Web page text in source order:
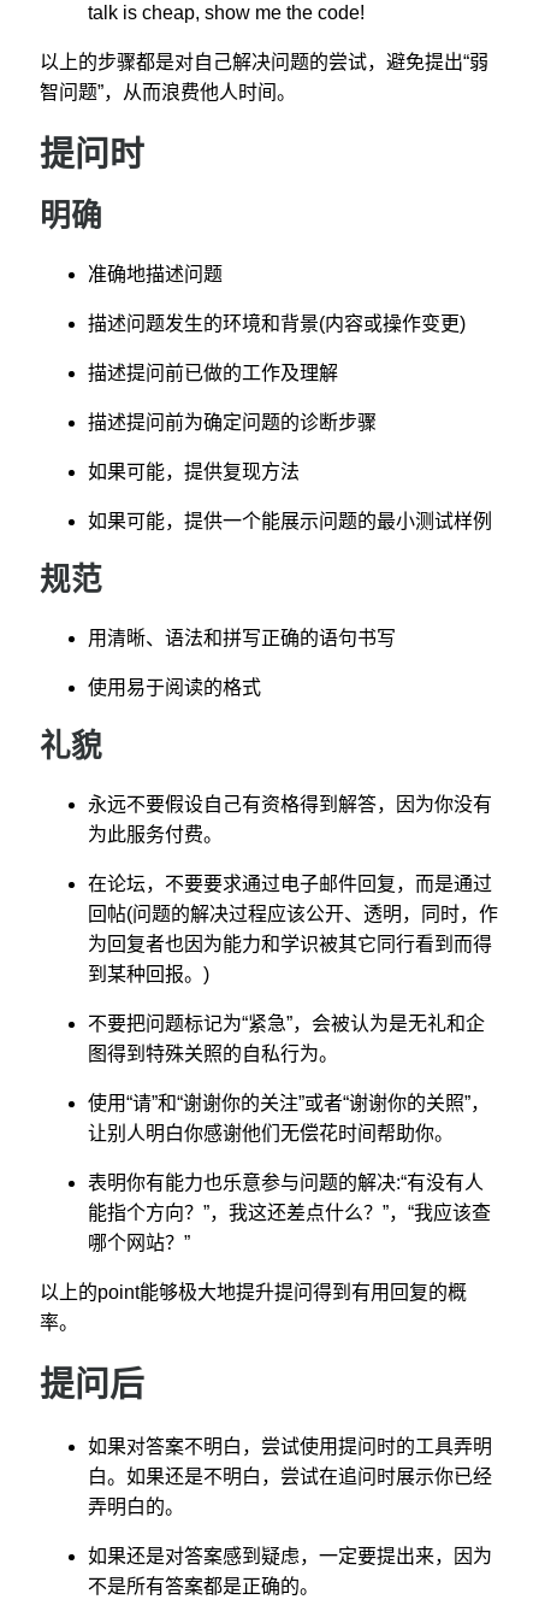
talk is cheap, show me the code!
以上的步骤都是对自己解决问题的尝试，避免提出“弱
智问题”，从而浪费他人时间。
提问时
明确
准确地描述问题
描述问题发生的环境和背景(内容或操作变更)
描述提问前已做的工作及理解
描述提问前为确定问题的诊断步骤
如果可能，提供复现方法
如果可能，提供一个能展示问题的最小测试样例
规范
用清晰、语法和拼写正确的语句书写
使用易于阅读的格式
礼貌
永远不要假设自己有资格得到解答，因为你没有
为此服务付费。
在论坛，不要要求通过电子邮件回复，而是通过
回帖(问题的解决过程应该公开、透明，同时，作
为回复者也因为能力和学识被其它同行看到而得
到某种回报。)
不要把问题标记为“紧急”，会被认为是无礼和企
图得到特殊关照的自私行为。
使用“请”和“谢谢你的关注”或者“谢谢你的关照”，
让别人明白你感谢他们无偿花时间帮助你。
表明你有能力也乐意参与问题的解决:“有没有人
能指个方向？”，我这还差点什么？”，“我应该查
哪个网站？”
以上的point能够极大地提升提问得到有用回复的概
率。
提问后
如果对答案不明白，尝试使用提问时的工具弄明
白。如果还是不明白，尝试在追问时展示你已经
弄明白的。
如果还是对答案感到疑虑，一定要提出来，因为
不是所有答案都是正确的。